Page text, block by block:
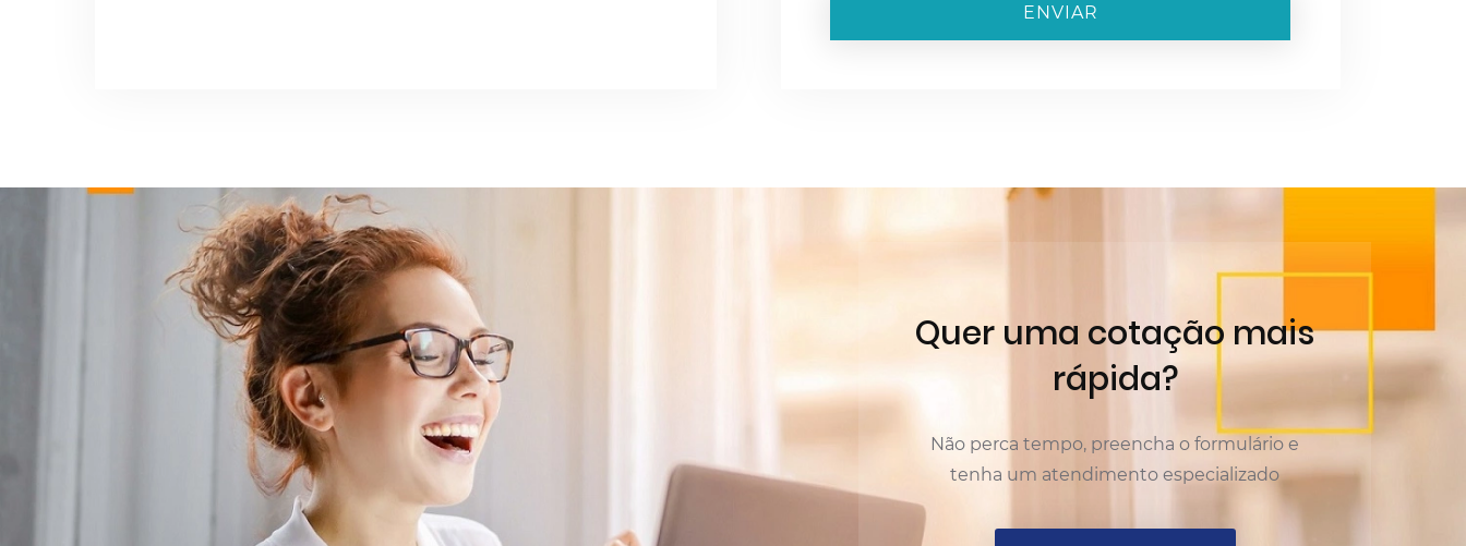
ENVIAR
Quer uma cotação mais
rápida?
Não perca tempo, preencha o formulário e
tenha um atendimento especializado